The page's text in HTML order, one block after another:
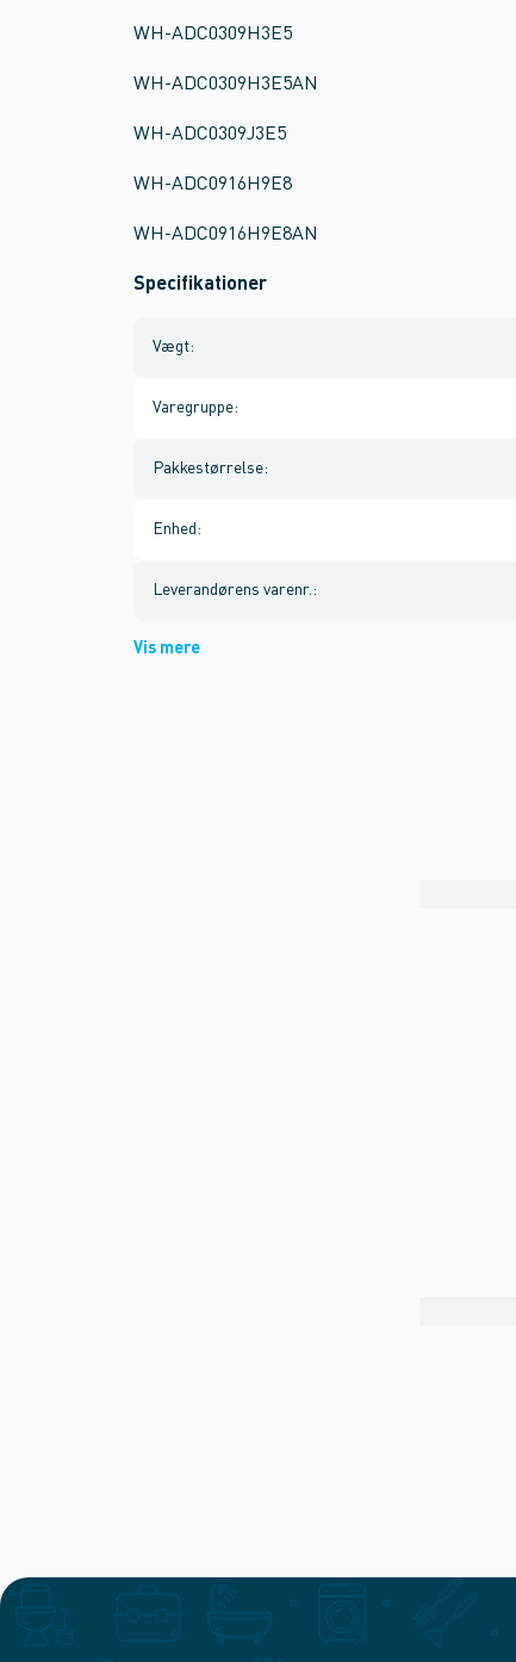
WH-ADC0309H3E5
WH-ADC0309H3E5AN
WH-ADC0309J3E5
WH-ADC0916H9E8
WH-ADC0916H9E8AN
Specifikationer
Vægt:
Varegruppe:
Pakkestørrelse:
Enhed :
Leverandørens varenr. :
Vis mere